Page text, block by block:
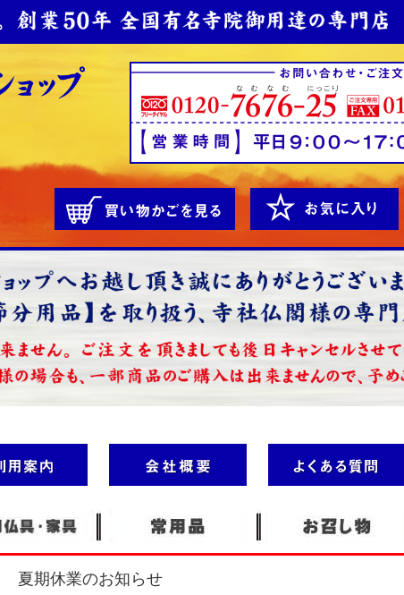
夏期休業のお知らせ